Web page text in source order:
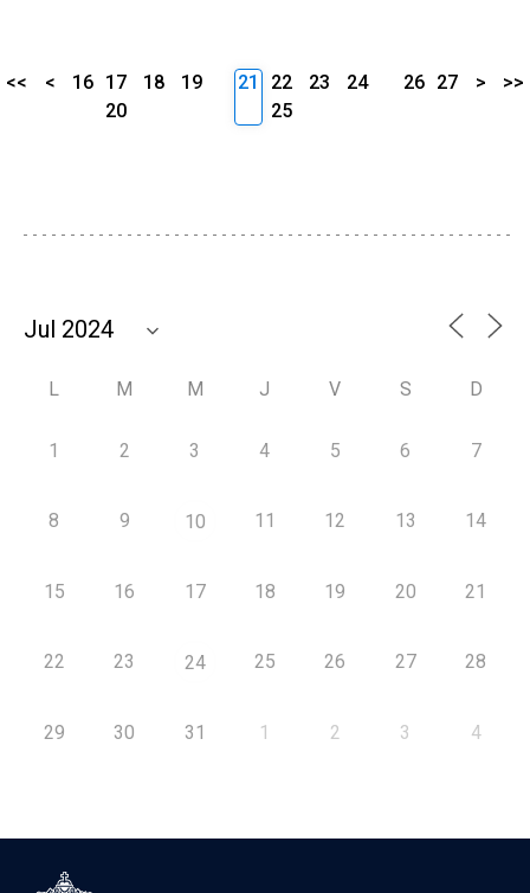
<< < 16 17 18
19
20
21 22 23
24
25
26 27 > >>
L M M J V S D
1 2 3 4 5 6 7
8 9 10 11 12 13 14
15 16 17 18 19 20 21
22 23 24 25 26 27 28
29 30 31 1 2 3 4